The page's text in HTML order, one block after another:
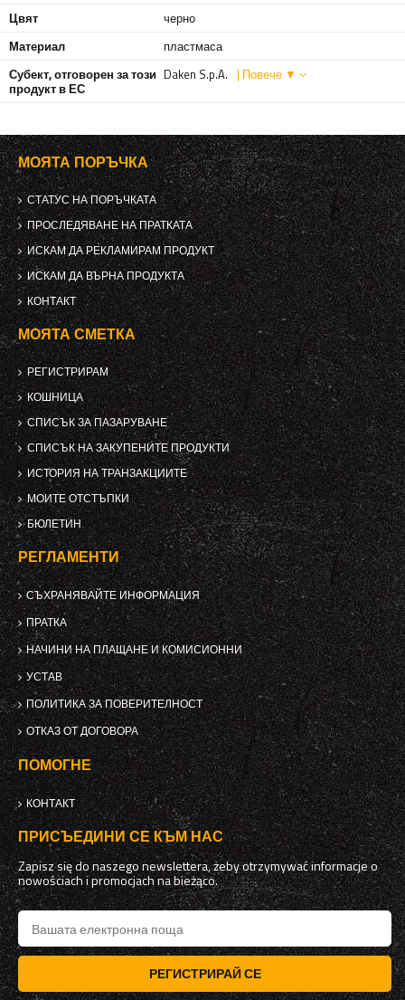
Цвят
черно
Материал
пластмаса
Субект, отговорен за този
продукт в ЕС
Daken S.p.A. | Повече ▼
МОЯТА ПОРЪЧКА
СТАТУС НА ПОРЪЧКАТА
ПРОСЛЕДЯВАНЕ НА ПРАТКАТА
ИСКАМ ДА РЕКЛАМИРАМ ПРОДУКТ
ИСКАМ ДА ВЪРНА ПРОДУКТА
КОНТАКТ
МОЯТА СМЕТКА
РЕГИСТРИРАМ
КОШНИЦА
СПИСЪК ЗА ПАЗАРУВАНЕ
СПИСЪК НА ЗАКУПЕНИТЕ ПРОДУКТИ
ИСТОРИЯ НА ТРАНЗАКЦИИТЕ
МОИТЕ ОТСТЪПКИ
БЮЛЕТИН
РЕГЛАМЕНТИ
СЪХРАНЯВАЙТЕ ИНФОРМАЦИЯ
ПРАТКА
НАЧИНИ НА ПЛАЩАНЕ И КОМИСИОННИ
УСТАВ
ПОЛИТИКА ЗА ПОВЕРИТЕЛНОСТ
ОТКАЗ ОТ ДОГОВОРА
ПОМОГНЕ
КОНТАКТ
ПРИСЪЕДИНИ СЕ КЪМ НАС
Zapisz się do naszego newslettera, żeby otrzymywać informacje o
nowościach i promocjach na bieżąco.
РЕГИСТРИРАЙ СЕ